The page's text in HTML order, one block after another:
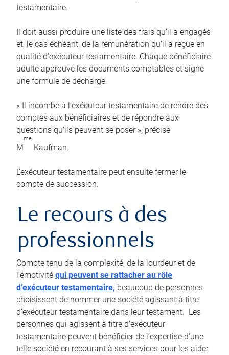
testamentaire.
Il doit aussi produire une liste des frais qu’il a engagés
et, le cas échéant, de la rémunération qu’il a reçue en
qualité d’exécuteur testamentaire. Chaque bénéficiaire
adulte approuve les documents comptables et signe
une formule de décharge.
« Il incombe à l’exécuteur testamentaire de rendre des
comptes aux bénéficiaires et de répondre aux
questions qu’ils peuvent se poser », précise
M
me
Kaufman.
L’exécuteur testamentaire peut ensuite fermer le
compte de succession.
Le recours à des
professionnels
Compte tenu de la complexité, de la lourdeur et de
l’émotivité qui peuvent se rattacher au rôle
d’exécuteur testamentaire, beaucoup de personnes
choisissent de nommer une société agissant à titre
d’exécuteur testamentaire dans leur testament. Les
personnes qui agissent à titre d’exécuteur
testamentaire peuvent bénéficier de l’expertise d’une
telle société en recourant à ses services pour les aider